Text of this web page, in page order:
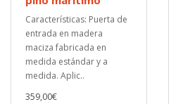
Características: Puerta de
entrada en madera
maciza fabricada en
medida estándar y a
medida. Aplic..
359,00€